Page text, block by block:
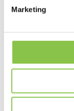
Marketing